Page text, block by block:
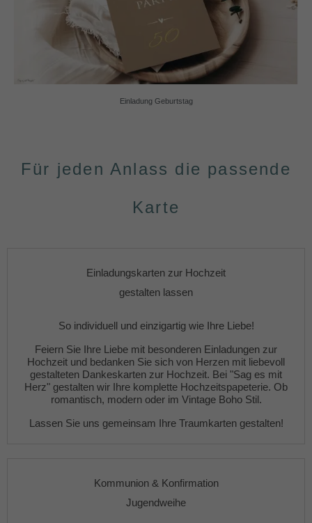
Einladung Geburtstag
Für jeden Anlass die passende
Karte
Einladungskarten zur Hochzeit
gestalten lassen
So individuell und einzigartig wie Ihre Liebe!
Feiern Sie Ihre Liebe mit besonderen Einladungen zur
Hochzeit und bedanken Sie sich von Herzen mit liebevoll
gestalteten Dankeskarten zur Hochzeit. Bei "Sag es mit
Herz" gestalten wir Ihre komplette Hochzeitspapeterie. Ob
romantisch, modern oder im Vintage Boho Stil.
Lassen Sie uns gemeinsam Ihre Traumkarten gestalten!
Kommunion & Konfirmation
Jugendweihe